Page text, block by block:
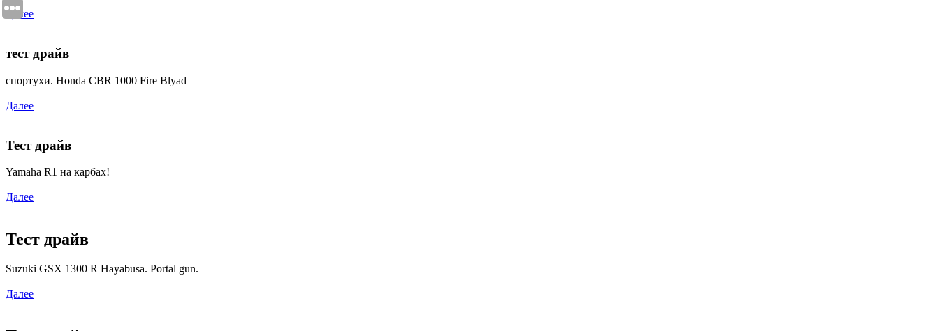
Далее
тест драйв
спортухи. Honda CBR 1000 Fire Blyad
Далее
Тест драйв
Yamaha R1 на карбах!
Далее
Тест драйв
Suzuki GSX 1300 R Hayabusa. Portal gun.
Далее